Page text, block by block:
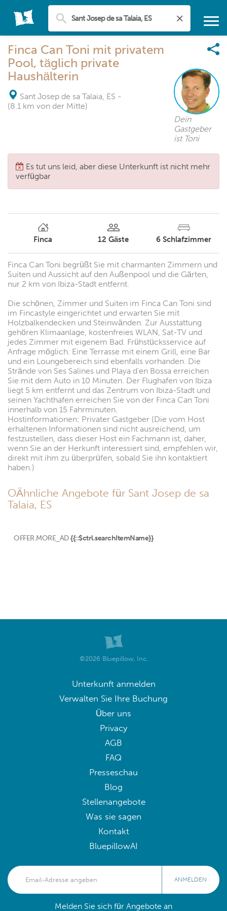
Finca Can Toni mit privatem
Pool, täglich private
Haushälterin
Sant Josep de sa Talaia, ES -
(8.1 km von der Mitte)
Dein
Gastgeber
ist Toni
Es tut uns leid, aber diese Unterkunft ist nicht mehr
verfügbar
Finca 12 Gäste 6 Schlafzimmer
Finca Can Toni begrüßt Sie mit charmanten Zimmern und
Suiten und Aussicht auf den Außenpool und die Gärten,
nur 2 km von Ibiza-Stadt entfernt.
Die schönen, Zimmer und Suiten im Finca Can Toni sind
im Fincastyle eingerichtet und erwarten Sie mit
Holzbalkendecken und Steinwänden. Zur Ausstattung
gehören Klimaanlage, kostenfreies WLAN, Sat-TV und
jedes Zimmer mit eigenem Bad. Frühstücksservice auf
Anfrage möglich. Eine Terrasse mit einem Grill, eine Bar
und ein Loungebereich sind ebenfalls vorhanden. Die
Strände von Ses Salines und Playa d'en Bossa erreichen
Sie mit dem Auto in 10 Minuten. Der Flughafen von Ibiza
liegt 5 km entfernt und das Zentrum von Ibiza-Stadt und
seinen Yachthafen erreichen Sie von der Finca Can Toni
innerhalb von 15 Fahrminuten.
Hostinformationen: Privater Gastgeber (Die vom Host
erhaltenen Informationen sind nicht ausreichend, um
festzustellen, dass dieser Host ein Fachmann ist, daher,
wenn Sie an der Herkunft interessiert sind, empfehlen wir,
direkt mit ihm zu überprüfen, sobald Sie ihn kontaktiert
haben.)
OÄhnliche Angebote für Sant Josep de sa
Talaia, ES
OFFER.MORE_AD {{::$ctrl.searchItemName}}
©2026 Bluepillow, Inc.
Unterkunft anmelden
Verwalten Sie Ihre Buchung
Über uns
Privacy
AGB
FAQ
Presseschau
Blog
Stellenangebote
Was sie sagen
Kontakt
BluepillowAI
ANMELDEN
Melden Sie sich für Angebote an